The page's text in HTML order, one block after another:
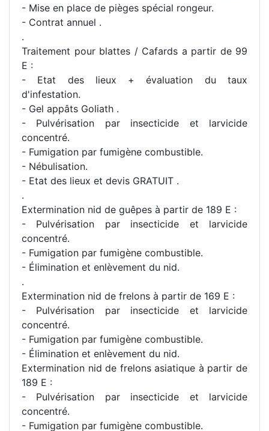
- Mise en place de pièges spécial rongeur.
- Contrat annuel .
.
Traitement pour blattes / Cafards a partir de 99
E :
- Etat des lieux + évaluation du taux
d'infestation.
- Gel appâts Goliath .
- Pulvérisation par insecticide et larvicide
concentré.
- Fumigation par fumigène combustible.
- Nébulisation.
- Etat des lieux et devis GRATUIT .
.
Extermination nid de guêpes à partir de 189 E :
- Pulvérisation par insecticide et larvicide
concentré.
- Fumigation par fumigène combustible.
- Élimination et enlèvement du nid.
.
Extermination nid de frelons à partir de 169 E :
- Pulvérisation par insecticide et larvicide
concentré.
- Fumigation par fumigène combustible.
- Élimination et enlèvement du nid.
Extermination nid de frelons asiatique à partir de
189 E :
- Pulvérisation par insecticide et larvicide
concentré.
- Fumigation par fumigène combustible.